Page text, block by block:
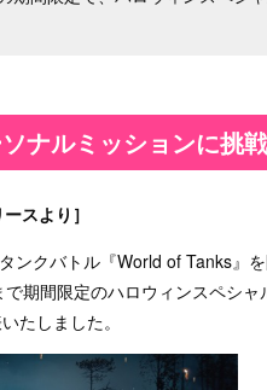
ナルミッションに挑戦
スより］
ンクバトル『World of Tanks』
期間限定のハロウィンスペシャ
たしました。